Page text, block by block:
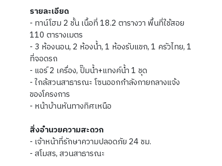
รายละเอียด
- ทาน์โฮม 2 ชั้น เนื้อที่ 18.2 ตารางวา พื้นที่ใช้สอย
110 ตารางเมตร
- 3 ห้องนอน, 2 ห้องน้ำ, 1 ห้องรับแขก, 1 ครัวไทย, 1
ที่จอดรถ
- แอร์ 2 เครื่อง, ปั๊มน้ำ+แทงค์น้ำ 1 ชุด
- ใกล้สวนสาธารณะ โซนออกกำลังกายกลางแจ้ง
ของโครงการ
- หน้าบ้านหันทางทิศเหนือ
สิ่งอำนวยความสะดวก
- เจ้าหน้าที่รักษาความปลอดภัย 24 ชม.
- สโมสร, สวนสาธารณะ